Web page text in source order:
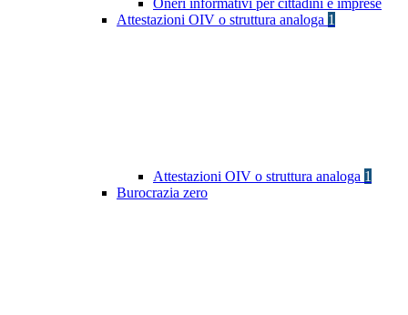
Oneri informativi per cittadini e imprese
Attestazioni OIV o struttura analoga 1
Attestazioni OIV o struttura analoga 1
Burocrazia zero